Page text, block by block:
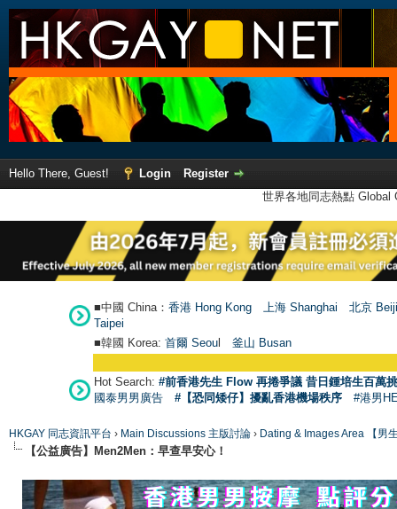
Hello There, Guest! Login
Register
世界各地同志熱點
■中國 China： 香港 Hong Kong 上海 Shanghai
北京
Taipei
■韓國 Korea: 首爾 Seoul 釜山 Busan
Hot Search: #前香港先生 Flow 再捲爭議 昔日鍾培生百萬
國泰男男廣告
#【恐同矮仔】擾亂香港機場秩序 #港男
HKGAY 同志資訊平台 › Main Discussions 主版討論 › Dating & Images Area 【男
【公益廣告】Men2Men：早查早安心！